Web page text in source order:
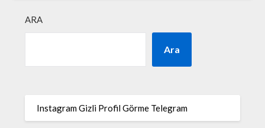
ARA
Ara
Instagram Gizli Profil Görme Telegram